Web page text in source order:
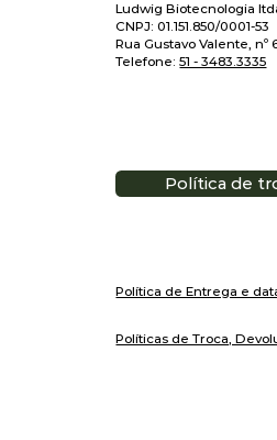
Política de Entrega e
Políticas de Troca,
Ludwig Biotecnologia
CNPJ: 01.151.850/0001-53
Rua Gustavo Valente, nº
Telefone:51 - 3483.3335
Política de